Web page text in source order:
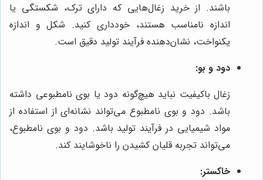
باشند. از خرید زغال‌هایی که دارای ترک، شکستگی یا
اندازه نامناسب هستند، خودداری کنید. شکل و اندازه
یکنواخت، نشان‌دهنده فرآیند تولید دقیق است.
دود و بو:
زغال باکیفیت نباید هیچ‌گونه دود یا بوی نامطبوعی داشته
باشد. دود و بوی نامطبوع می‌تواند نشانه‌ای از استفاده از
مواد شیمیایی در فرآیند تولید باشد. دود و بوی نامطبوع،
می‌تواند تجربه قلیان کشیدن را ناخوشایند کند.
خاکستر: